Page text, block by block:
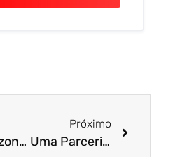
COD Warzone Mobile: veja requisitos, onde jogar e modos disponíveis
Próximo
Uma Parceria de Limpeza e Empoderamento